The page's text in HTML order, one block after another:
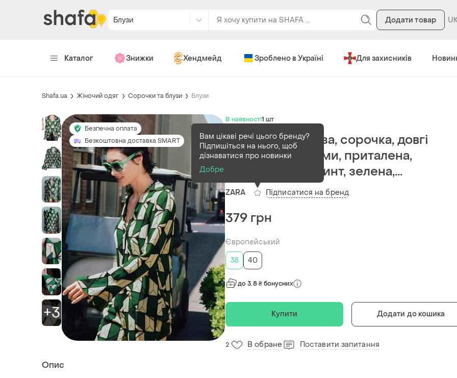
Блузи Додати товар
Каталог Знижки Хендмейд Зроблено в Україні Для захисників
Shafa.ua Жіночий одяг Сорочки та блузи Блузи
+3
Безпечна оплата
Безкоштовна доставка SMART
В наявності1 шт
Натуральна блуза, сорочка, довгі
рукава з воланами, приталена,
абстрактний принт, зелена,...
ZARA
Вам цікаві речі цього бренду?
Підпишіться на нього, щоб
дізнаватися про новинки
Добре
Підписатися на бренд
379 грн
Європейський
38
40
до 3.8 ₴ бонусних
Купити Додати до кошика
2 В обране Поставити запитання
Опис